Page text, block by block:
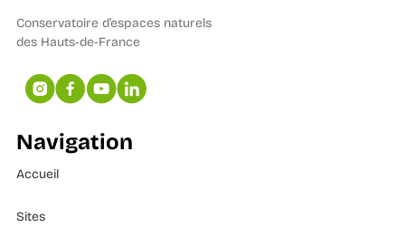
Conservatoire d’espaces naturels
des Hauts-de-France
Navigation
Accueil
Sites